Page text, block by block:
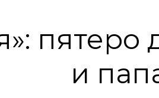
пятеро
и